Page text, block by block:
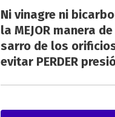
Ni vinagre ni
la MEJOR manera
sarro de los
evitar PERDER